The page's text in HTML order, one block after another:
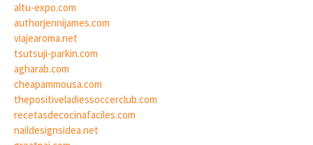
altu-expo.com
authorjennijames.com
viajearoma.net
tsutsuji-parkin.com
agharab.com
cheapammousa.com
thepositiveladiessoccerclub.com
recetasdecocinafaciles.com
naildesignsidea.net